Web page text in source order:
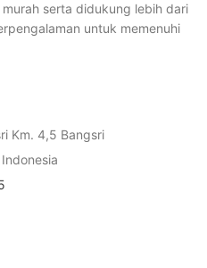
serta didukung lebih dari
untuk memenuhi
Km. 4,5 Bangsri